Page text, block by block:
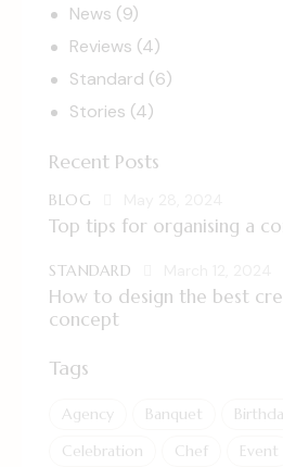
News (9)
Reviews (4)
Standard (6)
Stories (4)
Recent Posts
BLOG
Top tips for organising a
STANDARD
How to design the best
concept
Tags
Agency Banquet
Celebration
Chef Event